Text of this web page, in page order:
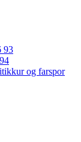
93
og farspor